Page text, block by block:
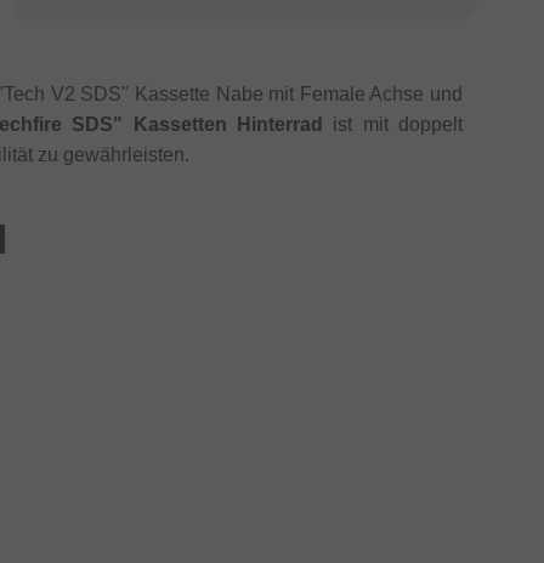
V2 SDS" Kassette Nabe mit Female Achse und
SDS" Kassetten Hinterrad
ist mit doppelt
zu gewährleisten.